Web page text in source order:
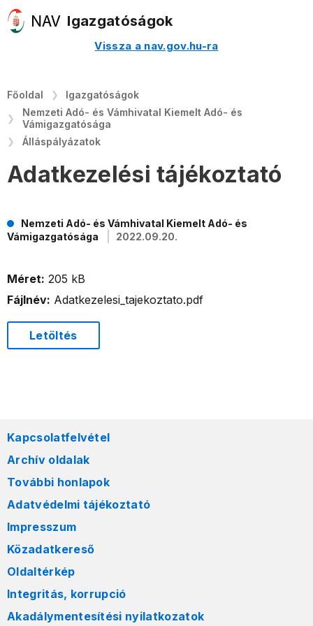
Igazgatóságok
Vissza a nav.gov.hu-ra
Főoldal
Igazgatóságok
Nemzeti Adó- és Vámhivatal Kiemelt Adó- és
Vámigazgatósága
Álláspályázatok
Adatkezelési tájékoztató
Nemzeti Adó- és Vámhivatal Kiemelt Adó- és
Vámigazgatósága
2022.09.20.
Méret: 205 kB
Fájlnév: Adatkezelesi_tajekoztato.pdf
Letöltés
Kapcsolatfelvétel
Archív oldalak
További honlapok
Adatvédelmi tájékoztató
Impresszum
Közadatkereső
Oldaltérkép
Integritás, korrupció
Akadálymentesítési nyilatkozatok